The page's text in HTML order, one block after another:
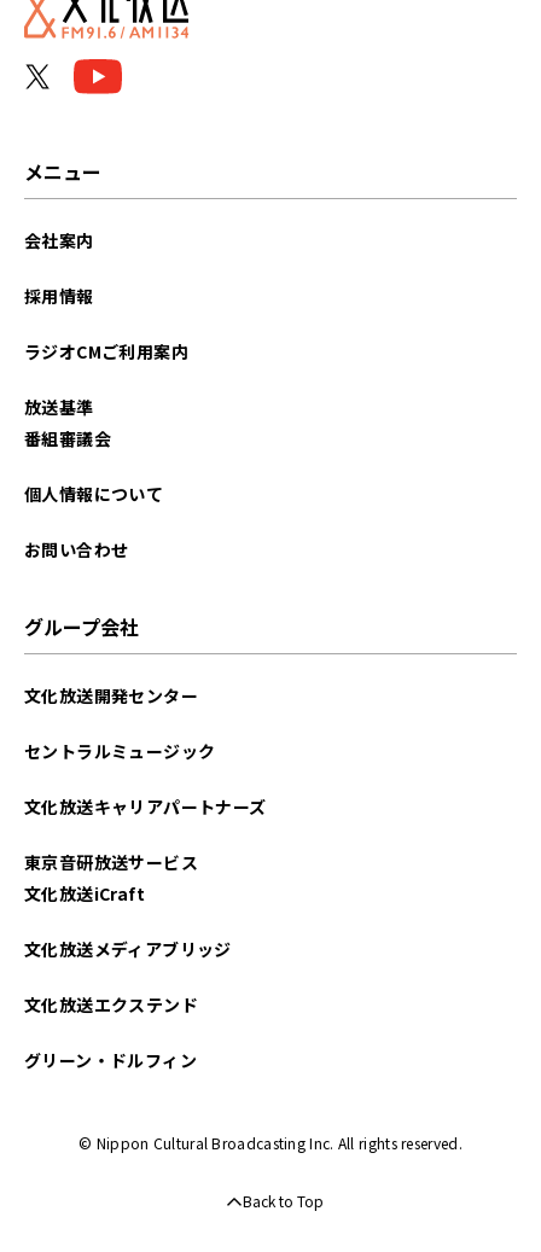
メニュー
会社案内
採用情報
ラジオCMご利用案内
放送基準
番組審議会
個人情報について
お問い合わせ
グループ会社
文化放送開発センター
セントラルミュージック
文化放送キャリアパートナーズ
東京音研放送サービス
文化放送iCraft
文化放送メディアブリッジ
文化放送エクステンド
グリーン・ドルフィン
© Nippon Cultural Broadcasting Inc. All rights reserved.
Back to Top